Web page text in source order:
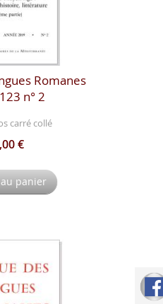
Romanes
n° 2
carré collé
€
panier